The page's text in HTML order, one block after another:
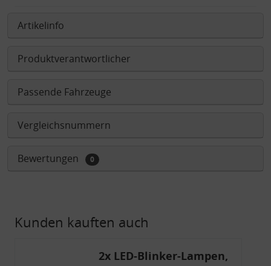
Artikelinfo
Produktverantwortlicher
Passende Fahrzeuge
Vergleichsnummern
Bewertungen 0
Kunden kauften auch
2x LED-Blinker-Lampen,